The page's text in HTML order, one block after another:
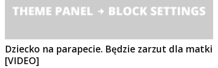
Dziecko na parapecie. Będzie zarzut dla matki
[VIDEO]